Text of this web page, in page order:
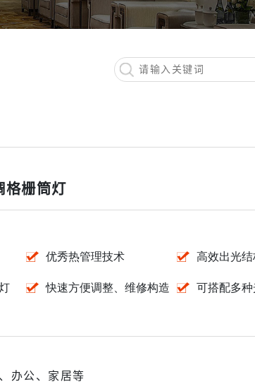
格栅筒灯
优秀热管理技术 高效出光结
快速方便调整、维修构造 可搭配多
办公、家居等